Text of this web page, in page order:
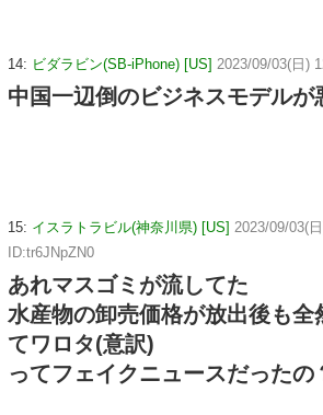
14: ビダラビン(SB-iPhone) [US] 2023/09/03(日)
中国一辺倒のビジネスモデルが
15: イスラトラビル(神奈川県) [US] 2023/09/03(
ID:tr6JNpZN0
あれマスゴミが流してた
水産物の卸売価格が放出後も全
てワロタ(意訳)
ってフェイクニュースだったの